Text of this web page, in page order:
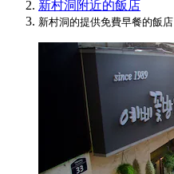
新村洞附近的飯店
新村洞的提供免費早餐的飯店